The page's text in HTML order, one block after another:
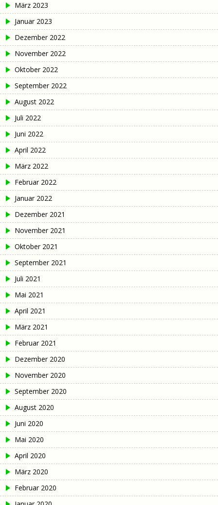
März 2023
Januar 2023
Dezember 2022
November 2022
Oktober 2022
September 2022
August 2022
Juli 2022
Juni 2022
April 2022
März 2022
Februar 2022
Januar 2022
Dezember 2021
November 2021
Oktober 2021
September 2021
Juli 2021
Mai 2021
April 2021
März 2021
Februar 2021
Dezember 2020
November 2020
September 2020
August 2020
Juni 2020
Mai 2020
April 2020
März 2020
Februar 2020